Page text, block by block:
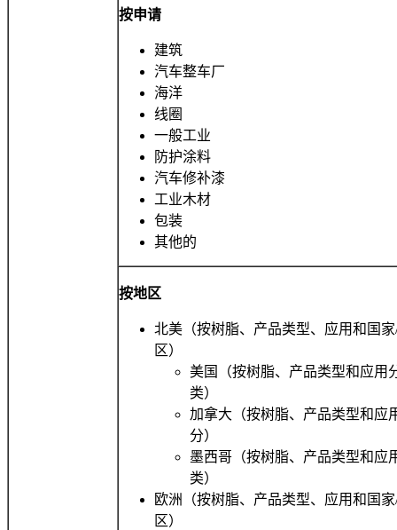
按申请
建筑
汽车整车厂
海洋
线圈
一般工业
防护涂料
汽车修补漆
工业木材
包装
其他的
按地区
北美（按树脂、产品类型、应用和国
区）
美国（按树脂、产品类型和应用
类）
加拿大（按树脂、产品类型和应
分）
墨西哥（按树脂、产品类型和应
类）
欧洲（按树脂、产品类型、应用和国
区）